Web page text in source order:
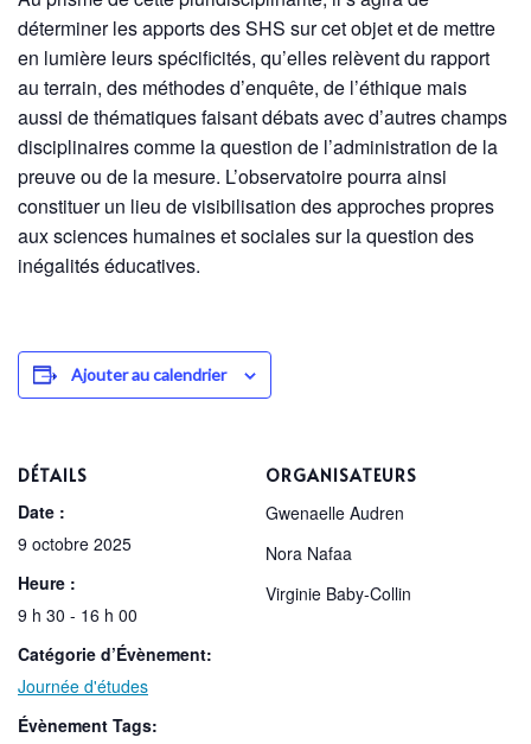
déterminer les apports des SHS sur cet objet et de mettre
en lumière leurs spécificités, qu’elles relèvent du rapport
au terrain, des méthodes d’enquête, de l’éthique mais
aussi de thématiques faisant débats avec d’autres champs
disciplinaires comme la question de l’administration de la
preuve ou de la mesure. L’observatoire pourra ainsi
constituer un lieu de visibilisation des approches propres
aux sciences humaines et sociales sur la question des
inégalités éducatives.
Ajouter au calendrier
DÉTAILS
Date :
9 octobre 2025
Heure :
9 h 30 - 16 h 00
Catégorie d’Évènement:
Journée d'études
Évènement Tags:
ORGANISATEURS
Gwenaelle Audren
Nora Nafaa
Virginie Baby-Collin